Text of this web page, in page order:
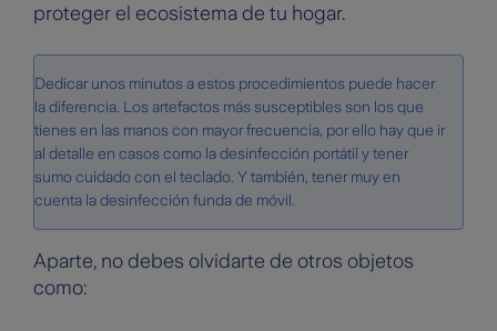
proteger el ecosistema de tu hogar.
Dedicar unos minutos a estos procedimientos puede hacer
la diferencia. Los artefactos más susceptibles son los que
tienes en las manos con mayor frecuencia, por ello hay que ir
al detalle en casos como la desinfección portátil y tener
sumo cuidado con el teclado. Y también, tener muy en
cuenta la desinfección funda de móvil.
Aparte, no debes olvidarte de otros objetos
como: